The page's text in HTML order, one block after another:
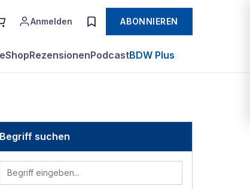
Anmelden ABONNIEREN
ShopRezensionenPodcastBDW Plus
Begriff suchen